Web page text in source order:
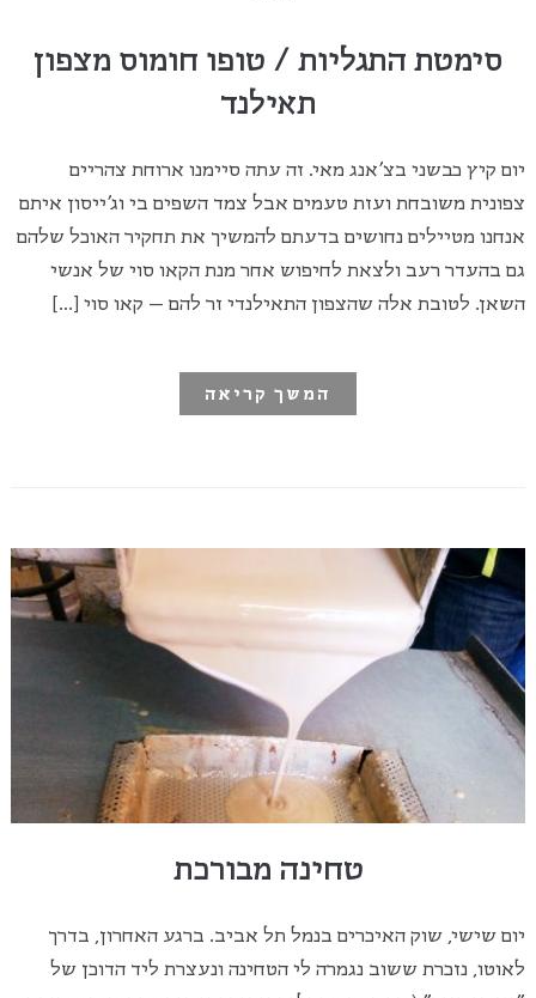
סימטת התגליות / טופו חומוס מצפון
תאילנד
יום קיץ כבשני בצ'אנג מאי. זה עתה סיימנו ארוחת צהריים
צפונית משובחת ועזת טעמים אבל צמד השפים בי וג'ייסון איתם
אנחנו מטיילים נחושים בדעתם להמשיך את תחקיר האוכל שלהם
גם בהעדר רעב ולצאת לחיפוש אחר מנת הקאו סוי של אנשי
השאן. לטובת אלה שהצפון התאילנדי זר להם – קאו סוי […]
המשך קריאה
טחינה מבורכת
יום שישי, שוק האיכרים בנמל תל אביב. ברגע האחרון, בדרך
לאוטו, נזכרת ששוב נגמרה לי הטחינה ונעצרת ליד הדוכן של